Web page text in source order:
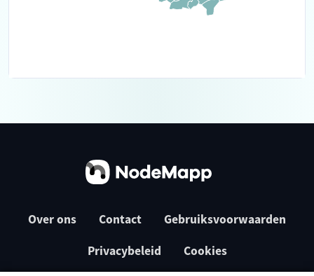
Over ons Contact Gebruiksvoorwaarden
Privacybeleid Cookies